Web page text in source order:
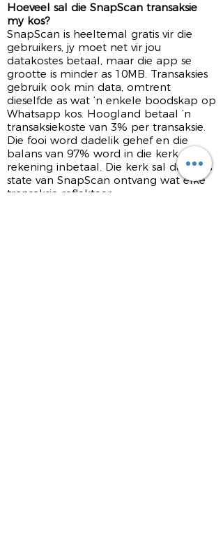
Hoeveel sal die SnapScan transaksie
my kos?
SnapScan is heeltemal gratis vir die
gebruikers, jy moet net vir jou
datakostes betaal, maar die app se
grootte is minder as 10MB. Transaksies
gebruik ook min data, omtrent
dieselfde as wat ‘n enkele boodskap op
Whatsapp kos. Hoogland betaal ‘n
transaksiekoste van 3% per transaksie.
Die fooi word dadelik gehef en die
balans van 97% word in die kerk se
rekening inbetaal. Die kerk sal daagliks
state van SnapScan ontvang wat elke
transaksie reflekteer.